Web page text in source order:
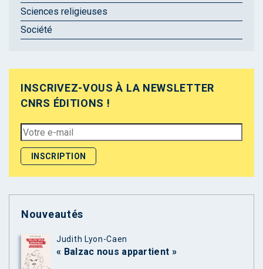
Sciences religieuses
Société
INSCRIVEZ-VOUS À LA NEWSLETTER
CNRS ÉDITIONS !
Nouveautés
Judith Lyon-Caen
« Balzac nous appartient »